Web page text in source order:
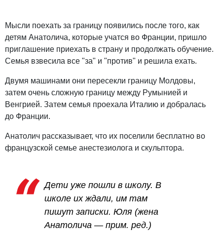
Мысли поехать за границу появились после того, как
детям Анатолича, которые учатся во Франции, пришло
приглашение приехать в страну и продолжать обучение.
Семья взвесила все "за" и "против" и решила ехать.
Двумя машинами они пересекли границу Молдовы,
затем очень сложную границу между Румынией и
Венгрией. Затем семья проехала Италию и добралась
до Франции.
Анатолич рассказывает, что их поселили бесплатно во
французской семье анестезиолога и скульптора.
Дети уже пошли в школу. В
школе их ждали, им там
пишут записки. Юля (жена
Анатолича — прим. ред.)